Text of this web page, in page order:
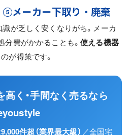
メーカー下取り・廃棄
が乏しく安くなりがち。メーカ
分費がかかることも。使える機器
が得策です。
高く・手間なく売るなら
件超（業界最大級） ／全国宅